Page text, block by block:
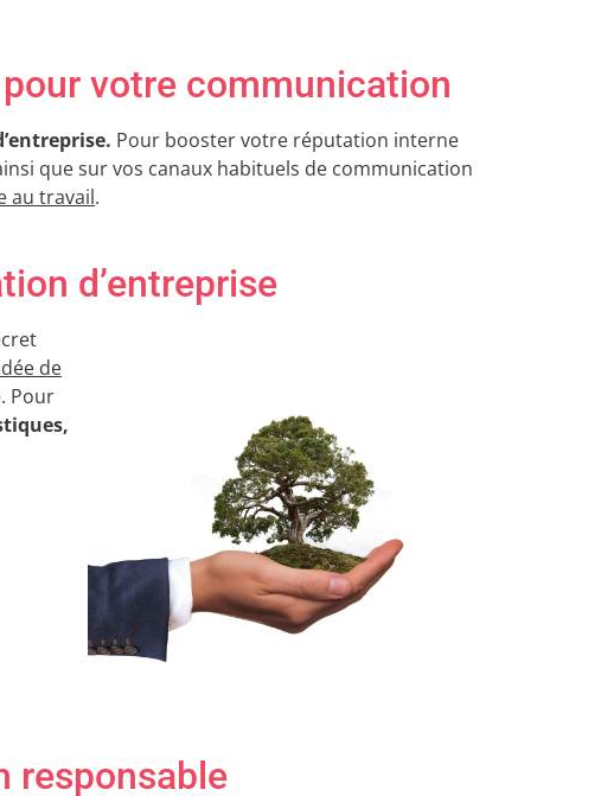
votre communication
Pour booster votre réputation interne
que sur vos canaux habituels de communication
au travail.
d’entreprise
de
Pour
responsable